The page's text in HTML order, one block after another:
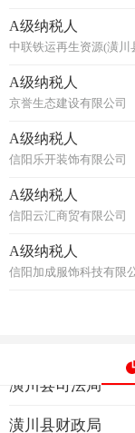
A级纳税人
中联铁运再生资源(潢川
A级纳税人
京誉生态建设有限公司
A级纳税人
信阳乐开装饰有限公司
A级纳税人
信阳云汇商贸有限公司
A级纳税人
信阳加成服饰科技有限
信用办
潢川县残疾人联合
潢川县教育体育局
潢川县科学技术局
潢川县司法局
潢川县财政局